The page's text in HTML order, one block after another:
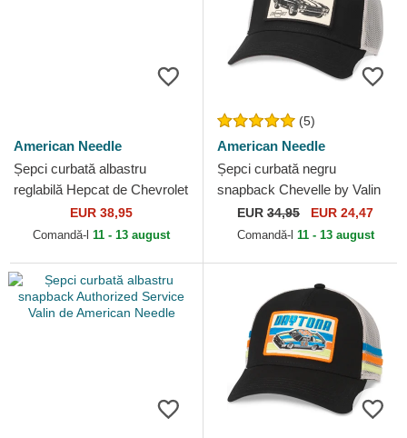
American Needle
Șepci curbată albastru
reglabilă Hepcat de Chevrolet
76 de American Needle
EUR 38,95
Comandă-l 11 - 13 august
(5)
American Needle
Șepci curbată negru
snapback Chevelle by Valin
de American Needle
EUR 34,95 EUR 24,47
Comandă-l 11 - 13 august